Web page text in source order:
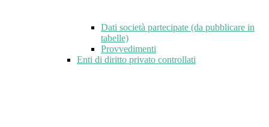
Dati società partecipate (da pubblicare in
tabelle)
Provvedimenti
Enti di diritto privato controllati